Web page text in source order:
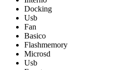
Docking
Usb
Fan
Basico
Flashmemory
Microsd
Usb